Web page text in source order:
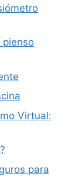
pienso
Virtual:
para